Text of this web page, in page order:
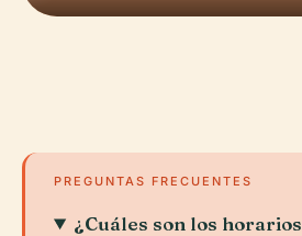
PREGUNTAS FRECUENTES
¿Cuáles son los